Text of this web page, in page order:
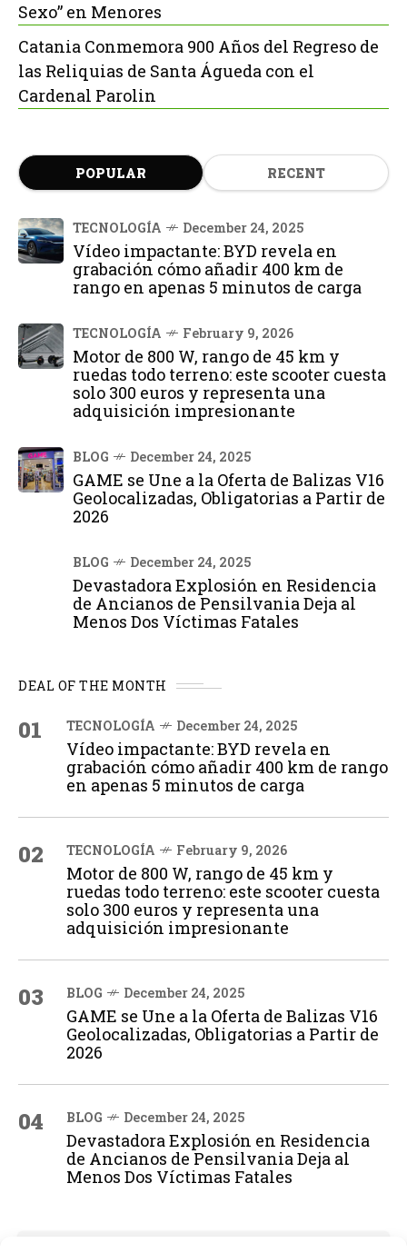
Sexo” en Menores
Catania Conmemora 900 Años del Regreso de
las Reliquias de Santa Águeda con el
Cardenal Parolin
POPULAR RECENT
TECNOLOGÍA December 24, 2025
Vídeo impactante: BYD revela en
grabación cómo añadir 400 km de
rango en apenas 5 minutos de carga
TECNOLOGÍA February 9, 2026
Motor de 800 W, rango de 45 km y
ruedas todo terreno: este scooter cuesta
solo 300 euros y representa una
adquisición impresionante
BLOG December 24, 2025
GAME se Une a la Oferta de Balizas V16
Geolocalizadas, Obligatorias a Partir de
2026
BLOG December 24, 2025
Devastadora Explosión en Residencia
de Ancianos de Pensilvania Deja al
Menos Dos Víctimas Fatales
DEAL OF THE MONTH
01 TECNOLOGÍA December 24, 2025
Vídeo impactante: BYD revela en
grabación cómo añadir 400 km de rango
en apenas 5 minutos de carga
02 TECNOLOGÍA February 9, 2026
Motor de 800 W, rango de 45 km y
ruedas todo terreno: este scooter cuesta
solo 300 euros y representa una
adquisición impresionante
03 BLOG December 24, 2025
GAME se Une a la Oferta de Balizas V16
Geolocalizadas, Obligatorias a Partir de
2026
04 BLOG December 24, 2025
Devastadora Explosión en Residencia
de Ancianos de Pensilvania Deja al
Menos Dos Víctimas Fatales